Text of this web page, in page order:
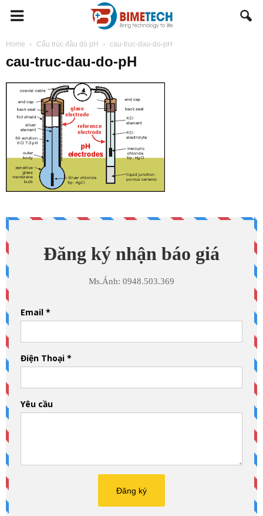
BIMETECH
Home Cấu trúc đầu dò pH cau-truc-dau-do-pH
cau-truc-dau-do-pH